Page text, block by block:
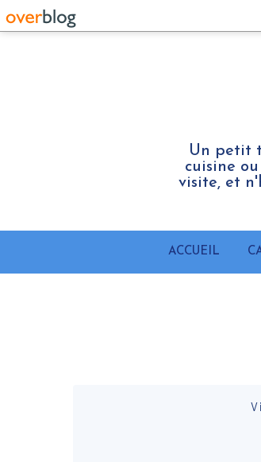
Un petit
cuisine
visite, et
ACCUEIL